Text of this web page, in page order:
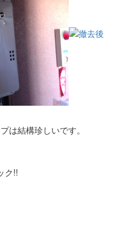
は結構珍しいです。
ク!!